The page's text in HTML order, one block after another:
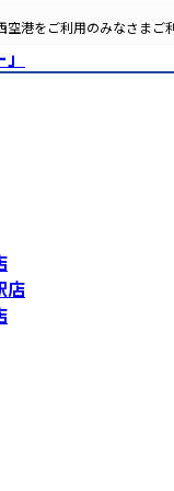
港をご利用のみなさまご
店